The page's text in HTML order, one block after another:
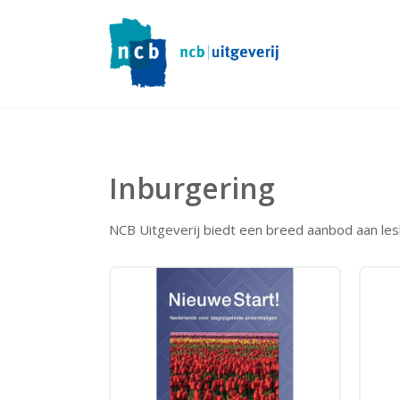
Inburgering
NCB Uitgeverij biedt een breed aanbod aan